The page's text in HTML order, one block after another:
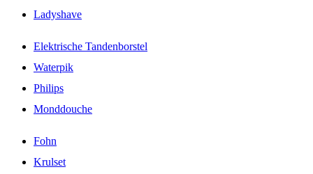
Ladyshave
Elektrische Tandenborstel
Waterpik
Philips
Monddouche
Fohn
Krulset